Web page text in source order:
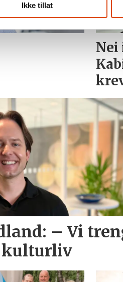
Ikke tillat
Nei
– Vi
kulturliv